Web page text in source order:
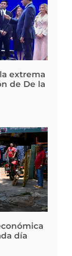
extrema
de De la
día